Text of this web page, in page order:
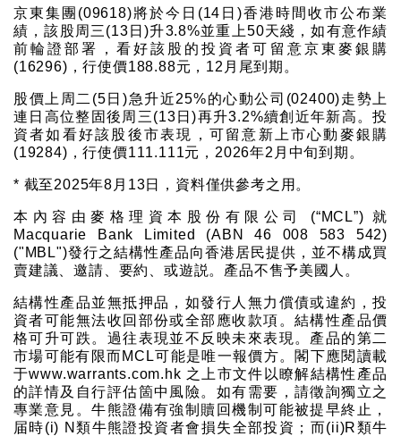
京東集團(09618)將於今日(14日)香港時間收市公布業
績，該股周三(13日)升3.8%並重上50天綫，如有意作績
前輪證部署，看好該股的投資者可留意京東麥銀購
(16296)，行使價188.88元，12月尾到期。
股價上周二(5日)急升近25%的心動公司(02400)走勢上
連日高位整固後周三(13日)再升3.2%續創近年新高。投
資者如看好該股後市表現，可留意新上市心動麥銀購
(19284)，行使價111.111元，2026年2月中旬到期。
* 截至2025年8月13日，資料僅供參考之用。
本內容由麥格理資本股份有限公司 (“MCL”) 就
Macquarie Bank Limited (ABN 46 008 583 542)
("MBL")發行之結構性產品向香港居民提供，並不構成買
賣建議、邀請、要約、或遊説。產品不售予美國人。
結構性產品並無抵押品，如發行人無力償債或違約，投
資者可能無法收回部份或全部應收款項。結構性產品價
格可升可跌。過往表現並不反映未來表現。產品的第二
市場可能有限而MCL可能是唯一報價方。閣下應閱讀載
于www.warrants.com.hk 之上市文件以瞭解結構性產品
的詳情及自行評估箇中風險。如有需要，請徵詢獨立之
專業意見。牛熊證備有強制贖回機制可能被提早終止，
届時(i) N類牛熊證投資者會損失全部投資；而(ii)R類牛